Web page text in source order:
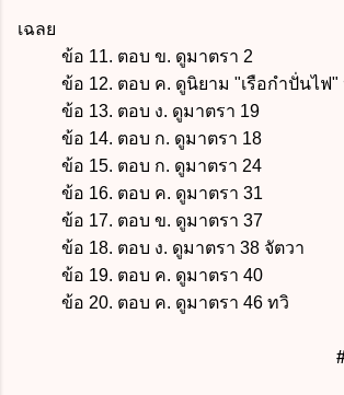
เฉลย
ข้อ 11. ตอบ ข. ดูมาตรา 2
ข้อ 12. ตอบ ค. ดูนิยาม "เรือกำปั่นไฟ"
ข้อ 13. ตอบ ง. ดูมาตรา 19
ข้อ 14. ตอบ ก. ดูมาตรา 18
ข้อ 15. ตอบ ก. ดูมาตรา 24
ข้อ 16. ตอบ ค. ดูมาตรา 31
ข้อ 17. ตอบ ข. ดูมาตรา 37
ข้อ 18. ตอบ ง. ดูมาตรา 38 จัตวา
ข้อ 19. ตอบ ค. ดูมาตรา 40
ข้อ 20. ตอบ ค. ดูมาตรา 46 ทวิ